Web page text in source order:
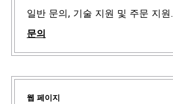
일반 문의, 기술 지원 및 주문 지원.
문의
웹 페이지